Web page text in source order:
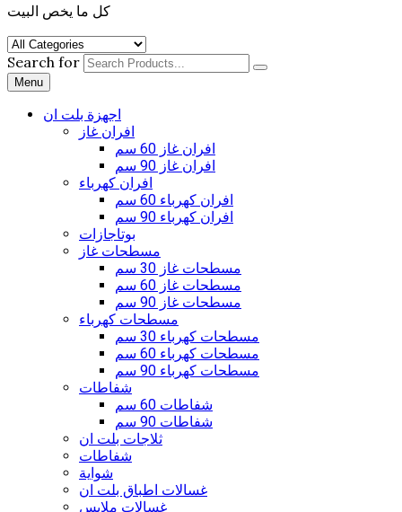
كل ما يخص البيت
Search for
Menu
اجهزة بلت ان
افران غاز
افران غاز 60 سم
افران غاز 90 سم
افران كهرباء
افران كهرباء 60 سم
افران كهرباء 90 سم
بوتاجازات
مسطحات غاز
مسطحات غاز 30 سم
مسطحات غاز 60 سم
مسطحات غاز 90 سم
مسطحات كهرباء
مسطحات كهرباء 30 سم
مسطحات كهرباء 60 سم
مسطحات كهرباء 90 سم
شفاطات
شفاطات 60 سم
شفاطات 90 سم
ثلاجات بلت ان
شفاطات
شواية
غسالات اطباق بلت ان
غسالات ملابس